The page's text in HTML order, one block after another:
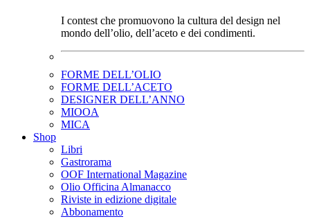
I contest che promuovono la cultura del design nel
mondo dell’olio, dell’aceto e dei condimenti.
FORME DELL’OLIO
FORME DELL’ACETO
DESIGNER DELL’ANNO
MIOOA
MICA
Shop
Libri
Gastrorama
OOF International Magazine
Olio Officina Almanacco
Riviste in edizione digitale
Abbonamento